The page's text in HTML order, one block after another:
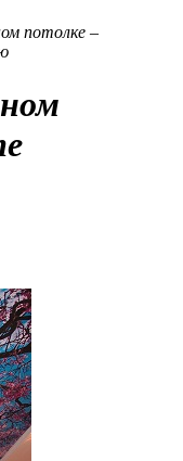
потолке –